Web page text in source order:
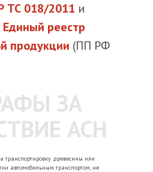
ТС 018/2011 и
Единый реестр
продукции (ПП РФ
ЗА
АСН
транспортировку древесины или
автомобильным транспортом, не